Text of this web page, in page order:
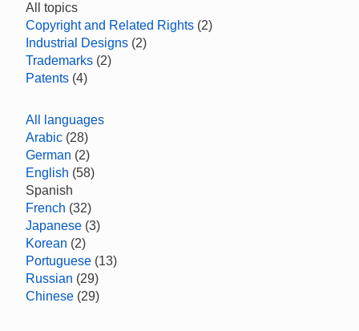
All topics
Copyright and Related Rights (2)
Industrial Designs (2)
Trademarks (2)
Patents (4)
All languages
Arabic (28)
German (2)
English (58)
Spanish
French (32)
Japanese (3)
Korean (2)
Portuguese (13)
Russian (29)
Chinese (29)